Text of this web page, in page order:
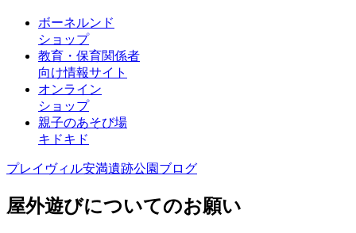
ボーネルンド
ショップ
教育・保育関係者
向け情報サイト
オンライン
ショップ
親子のあそび場
キドキド
プレイヴィル安満遺跡公園ブログ
屋外遊びについてのお願い